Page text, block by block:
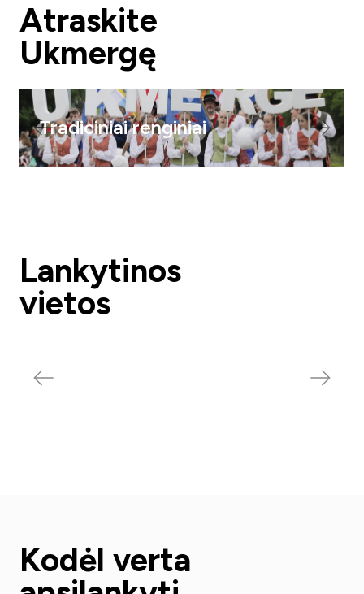
Atraskite
Ukmergę
Tradiciniai renginiai
Lankytinos
vietos
Muziejai
Kodėl verta